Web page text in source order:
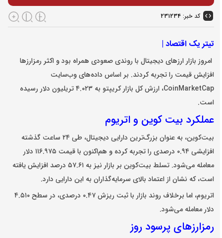
کد خبر: ۲۳۱۲۳۴
تیتر یک اقتصاد |
امروز بازار ارز‌های دیجیتال با روندی صعودی همراه بود و اکثر رمزارز‌ها
افزایش قیمت را تجربه کردند. بر اساس داده‌های وب‌سایت
CoinMarketCap، ارزش کل بازار کریپتو به ۴.۰۲۳ تریلیون دلار رسیده
است.
عملکرد بیت کوین و اتریوم
بیت‌کوین، به عنوان بزرگ‌ترین دارایی دیجیتال، طی ۲۴ ساعت گذشته
افزایشی ۰.۹۴ درصدی را تجربه کرده و هم‌اکنون با قیمت ۱۱۶.۹۷۵ دلار
معامله می‌شود. تسلط بیت‌کوین بر بازار نیز به ۵۷.۶۱ درصد افزایش یافته
است، که نشان از اعتماد بالای سرمایه‌گذاران به این دارایی دارد.
اتریوم، اما برخلاف روند بازار با ثبت ریزش ۰.۴۷ درصدی، در سطح ۴.۵۱۰
دلار معامله می‌شود.
رمزارز‌های پرسود روز